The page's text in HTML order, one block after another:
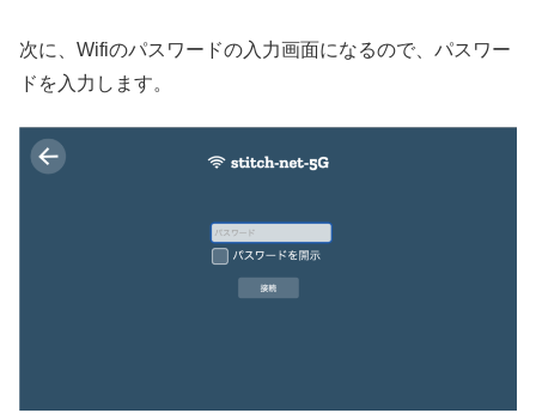
次に、Wifiのパスワードの入力画面になるので、パスワー
ドを入力します。